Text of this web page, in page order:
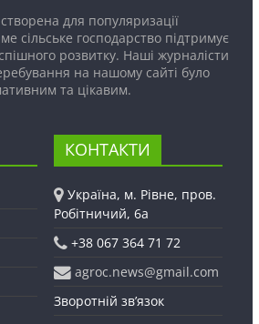
для популяризації
сільське господарство підтримує
розвитку. Наші журналісти
на нашому сайті було
та цікавим.
КОНТАКТИ
Україна, м. Рівне, пров.
Робітничий, 6а
+38 067 364 71 72
agroc.news@gmail.com
Зворотній зв’язок